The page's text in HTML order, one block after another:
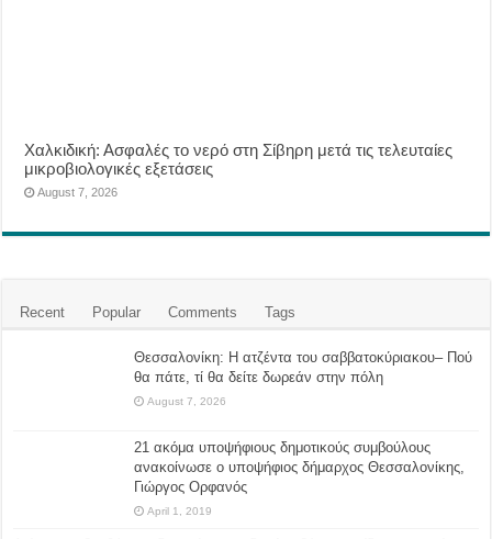
Χαλκιδική: Ασφαλές το νερό στη Σίβηρη μετά τις τελευταίες
μικροβιολογικές εξετάσεις
August 7, 2026
Recent Popular Comments Tags
Θεσσαλονίκη: Η ατζέντα του σαββατοκύριακου– Πού
θα πάτε, τί θα δείτε δωρεάν στην πόλη
August 7, 2026
21 ακόμα υποψήφιους δημοτικούς συμβούλους
ανακοίνωσε ο υποψήφιος δήμαρχος Θεσσαλονίκης,
Γιώργος Ορφανός
April 1, 2019